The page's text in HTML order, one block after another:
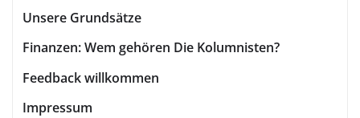
Unsere Grundsätze
Finanzen: Wem gehören Die Kolumnisten?
Feedback willkommen
Impressum